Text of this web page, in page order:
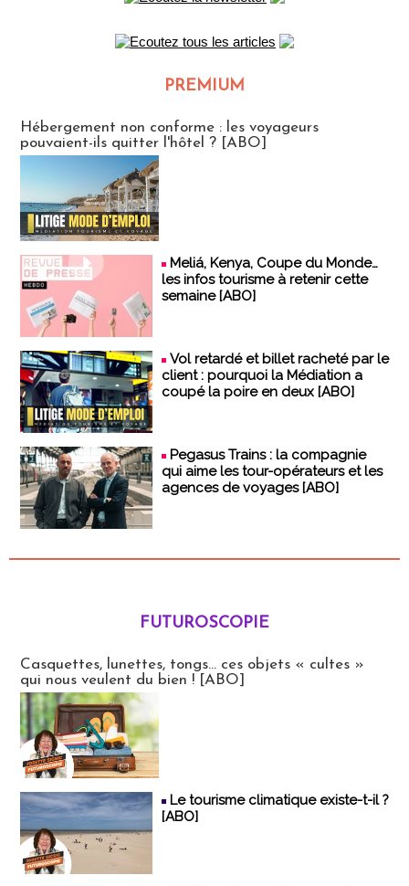
PREMIUM
Hébergement non conforme : les voyageurs
pouvaient-ils quitter l'hôtel ? [ABO]
Meliá, Kenya, Coupe du Monde…
les infos tourisme à retenir cette
semaine [ABO]
Vol retardé et billet racheté par le
client : pourquoi la Médiation a
coupé la poire en deux [ABO]
Pegasus Trains : la compagnie
qui aime les tour-opérateurs et les
agences de voyages [ABO]
FUTUROSCOPIE
Casquettes, lunettes, tongs... ces objets « cultes »
qui nous veulent du bien ! [ABO]
Le tourisme climatique existe-t-il ?
[ABO]